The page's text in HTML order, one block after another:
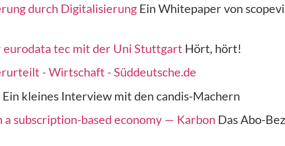
durch Digitalisierung Ein Whitepaper von
eurodata tec mit der Uni Stuttgart Hört, hört!
- Wirtschaft - Süddeutsche.de
Ein kleines Interview mit den candis-Machern
subscription-based economy — Karbon Das Abo-